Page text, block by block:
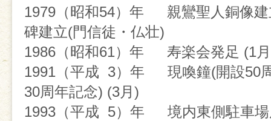
き、深く感謝申し上げます。
あの再建から10年、今日とい
られたのは、ひとえに皆様の尊
と、お寺を護り伝えるという熱
1979（昭和54）年 親鸞聖人銅像
碑建立(門信徒・仏壮)
1986（昭和61）年 寿楽会発足 (1
1991（平成 3）年 現喚鐘(開設50
30周年記念) (3月)
1993（平成 5）年 境内東側駐車